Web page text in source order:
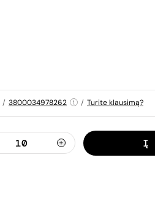
/ 3800034978262 / Turite klausimą?
Į